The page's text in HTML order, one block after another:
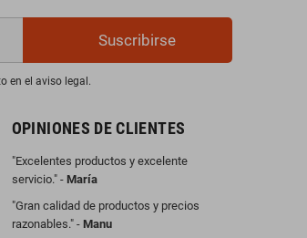
Suscribirse
en el aviso legal.
OPINIONES DE CLIENTES
"Excelentes productos y excelente
servicio." - María
"Gran calidad de productos y precios
razonables." - Manu